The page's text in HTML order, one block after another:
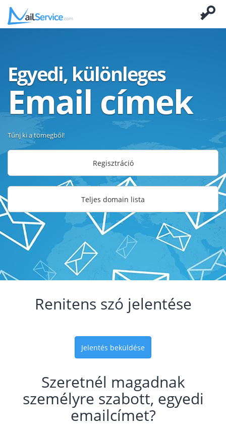
Egyedi, különleges
Email címek
Tűnj ki a tömegből!
Regisztráció
Teljes domain lista
Renitens szó jelentése
Jelentés beküldése
Szeretnél magadnak
személyre szabott, egyedi
emailcímet?